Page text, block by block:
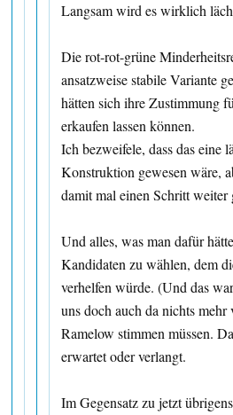
Langsam wird es wirklich
Die rot-rot-grüne
ansatzweise stabile Variante
hätten sich ihre Zustimmung
erkaufen lassen können.
Ich bezweifele, dass das eine
Konstruktion gewesen wäre,
damit mal einen Schritt weiter
Und alles, was man dafür
Kandidaten zu wählen, dem
verhelfen würde. (Und das
uns doch auch da nichts
Ramelow stimmen müssen.
erwartet oder verlangt.
Im Gegensatz zu jetzt